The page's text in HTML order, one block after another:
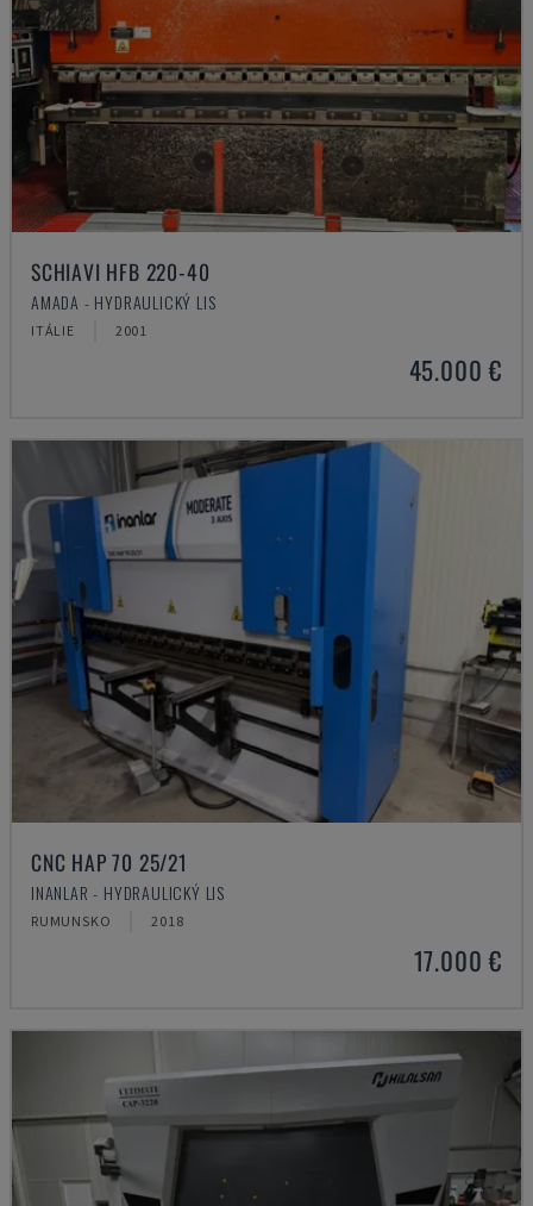
SCHIAVI HFB 220-40
AMADA - HYDRAULICKÝ LIS
ITÁLIE 2001
45.000 €
CNC HAP 70 25/21
INANLAR - HYDRAULICKÝ LIS
RUMUNSKO 2018
17.000 €